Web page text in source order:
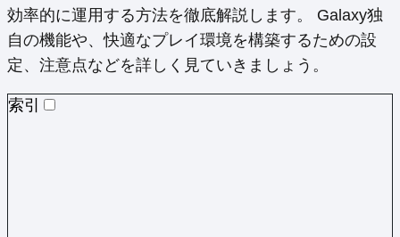
効率的に運用する方法を徹底解説します。 Galaxy独
自の機能や、快適なプレイ環境を構築するための設
定、注意点などを詳しく見ていきましょう。
索引